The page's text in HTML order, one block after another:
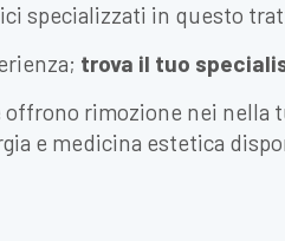
specializzati in questo
trova il tuo
rimozione nei nella
e medicina estetica